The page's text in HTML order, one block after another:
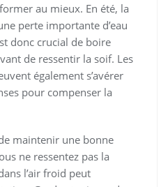
au mieux. En été, la
perte importante d’eau
donc crucial de boire
de ressentir la soif. Les
également s’avérer
pour compenser la
maintenir une bonne
ne ressentez pas la
l’air froid peut